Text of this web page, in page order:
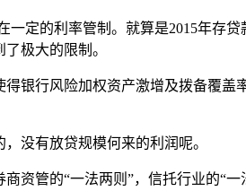
一定的利率管制。就算是2015年存
极大的限制。
银行风险加权资产激增及拨备覆
没有放贷规模何来的利润呢。
资管的“一法两则”，信托行业的“